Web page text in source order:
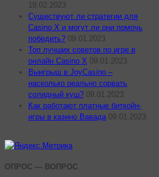
19.02.2023
Существуют ли стратегии для
Casino X и могут ли они помочь
победить? 09.01.2023
Топ лучших советов по игре в
онлайн Casino X 09.01.2023
Выигрыш в JoyCasino –
насколько реально сорвать
солидный куш? 09.01.2023
Как работают платные биткойн-
игры в казино Вавада 09.01.2023
ОПРОС — ВОПРОС